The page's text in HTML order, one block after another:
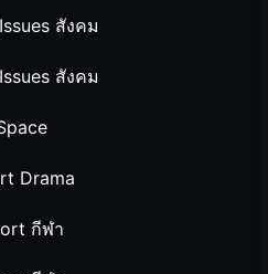
สังคม
สังคม
Drama
กีฬา